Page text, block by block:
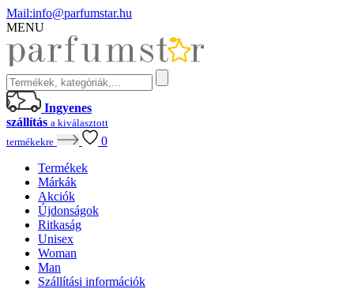
Mail:info@parfumstar.hu
MENU
Ingyenes
szállítás a kiválasztott
termékekre
0
Termékek
Márkák
Akciók
Újdonságok
Ritkaság
Unisex
Woman
Man
Szállítási információk